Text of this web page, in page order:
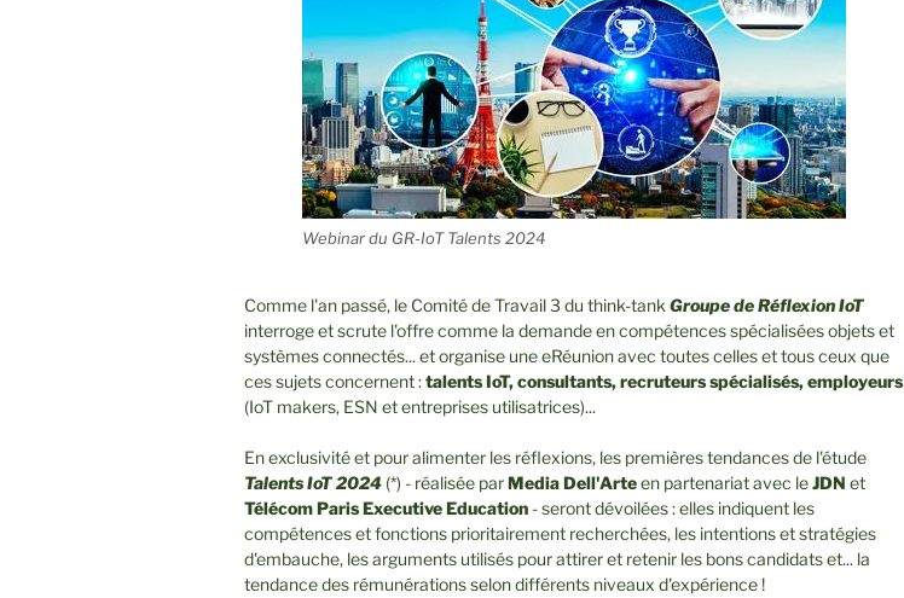
Webinar du GR-IoT Talents 2024
Comme l'an passé, le Comité de Travail 3 du think-tank Groupe de Réflexion IoT
interroge et scrute l'offre comme la demande en compétences spécialisées objets et
systèmes connectés... et organise une eRéunion avec toutes celles et tous ceux que
ces sujets concernent :talents IoT, consultants, recruteurs spécialisés, employeurs
(IoT makers, ESN et entreprises utilisatrices)...
En exclusivité et pour alimenter les réflexions, les premières tendances de l'étude
Talents IoT 2024 (*) - réalisée parMedia Dell'Arteen partenariat avec leJDN et
Télécom Paris Executive Education - seront dévoilées : elles indiquent les
compétences et fonctions prioritairement recherchées, les intentions et stratégies
d'embauche, les arguments utilisés pour attirer et retenir les bons candidats et... la
tendance des rémunérations selon différents niveaux d'expérience !